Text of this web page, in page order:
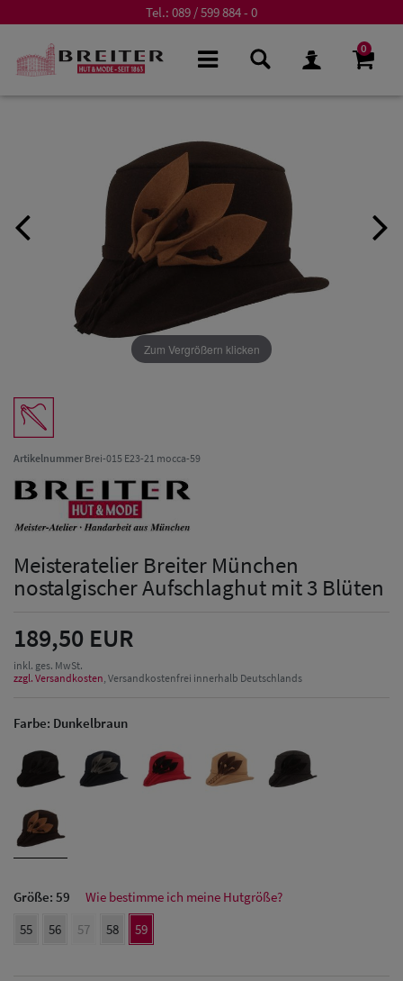
Tel.: 089 / 599 884 - 0
0
Herren Caps
Herren UV-
Zum Vergrößern klicken
ArtikelnummerBrei-015 E23-21 mocca-59
Meisteratelier Breiter München
nostalgischer Aufschlaghut mit 3 Blüten
189,50 EUR
inkl. ges. MwSt.
zzgl. Versandkosten , Versandkostenfrei innerhalb Deutschlands
Farbe: Dunkelbraun
Größe: 59
Wie bestimme ich meine Hutgröße?
55
56 57 58 59